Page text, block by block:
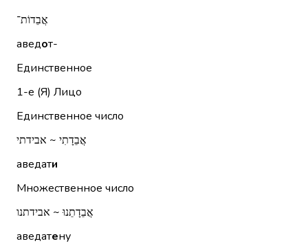
אֲבֵדוֹת־
аведот-
Единственное
1-е (Я) Лицо
Единственное число
אֲבֵדָתִי ~ אבידתי
аведати
Множественное число
אֲבֵדָתֵנוּ ~ אבידתנו
аведатену